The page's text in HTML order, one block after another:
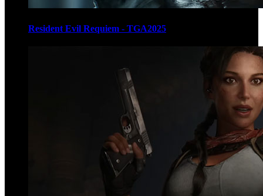
Resident Evil Requiem - TGA2025